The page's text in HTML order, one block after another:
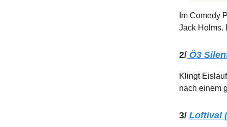
Im Comedy
Jack Holms.
2/ Ö3
Klingt
nach einem
3/ Loftival